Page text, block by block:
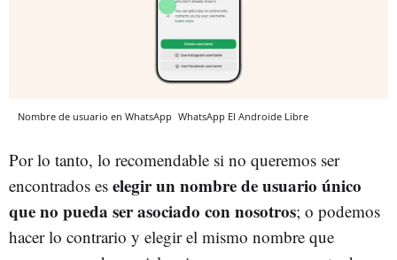
Nombre de usuario en WhatsApp WhatsApp El Androide Libre
Por lo tanto, lo recomendable si no queremos ser
encontrados es elegir un nombre de usuario único
que no pueda ser asociado con nosotros; o podemos
hacer lo contrario y elegir el mismo nombre que